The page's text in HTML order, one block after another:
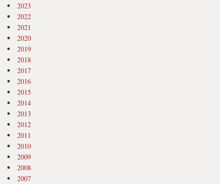
2023
2022
2021
2020
2019
2018
2017
2016
2015
2014
2013
2012
2011
2010
2009
2008
2007